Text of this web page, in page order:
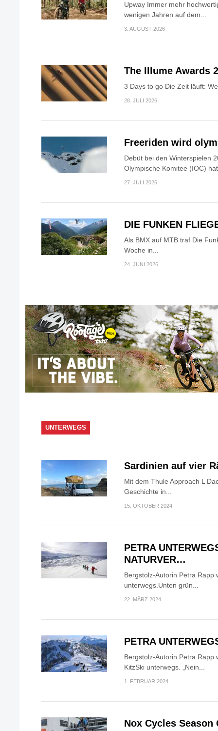
Upway Immer mehr
wenigen Jahren auf dem...
3. AUGUST 2026
The Illume Awards
3 Days to go Die Zeit läuft:
28. JULI 2026
Freeriden wird
Debüt bei den Winterspielen
Olympische Komitee (IOC)
27. JULI 2026
DIE FUNKEN
Als BMX auf MTB traf Die
Woche in...
24. JUNI 2026
UNTERWEGS
Sardinien auf vier
Mit dem Thule Approach L
Geschichte in...
15. OKTOBER 2024
PETRA
NATURVER…
Bergstolz-Autorin Petra Rapp
unterwegs.Unten grün...
22. MÄRZ 2024
PETRA
Bergstolz-Autorin Petra Rapp
KitzSki unterwegs. „Nein...
1. FEBRUAR 2024
Nox Cycles